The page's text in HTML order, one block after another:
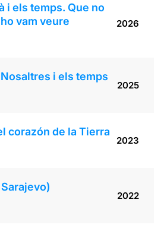
i els temps. Que no
vam veure
2026
i els temps
2025
corazón de la Tierra
2023
2022